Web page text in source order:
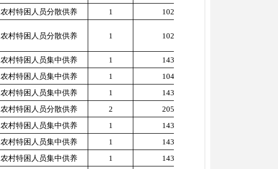
农村特困人员分散供养 1 1025
农村特困人员分散供养 1 1025
农村特困人员集中供养 1
1430
农村特困人员集中供养 1
1040
农村特困人员集中供养 1
1430
农村特困人员分散供养 2
2050
农村特困人员集中供养 1
1430
农村特困人员集中供养 1
1430
农村特困人员集中供养 1 1430